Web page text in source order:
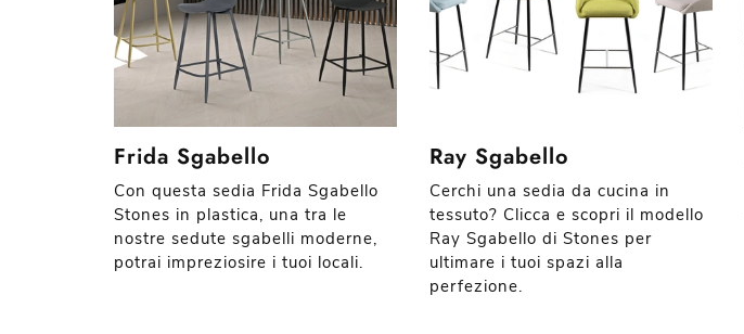
Frida Sgabello
Con questa sedia Frida Sgabello
Stones in plastica, una tra le
nostre sedute sgabelli moderne,
potrai impreziosire i tuoi locali.
Ray Sgabello
Cerchi una sedia da cucina in
tessuto? Clicca e scopri il modello
Ray Sgabello di Stones per
ultimare i tuoi spazi alla
perfezione.